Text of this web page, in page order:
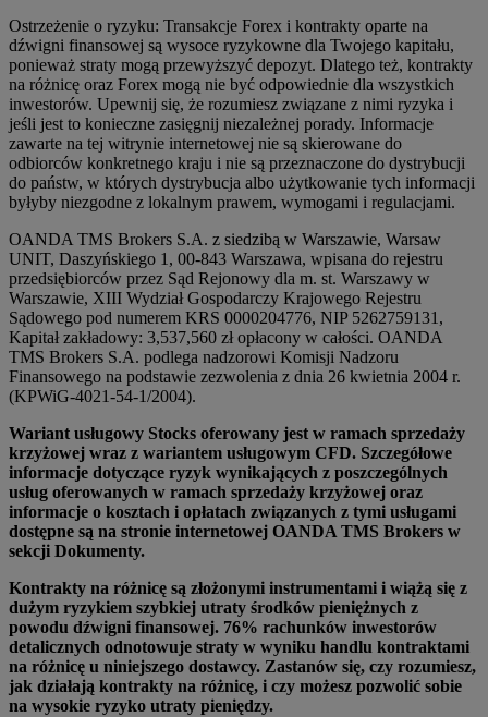
Ostrzeżenie o ryzyku: Transakcje Forex i kontrakty oparte na
dźwigni finansowej są wysoce ryzykowne dla Twojego kapitału,
ponieważ straty mogą przewyższyć depozyt. Dlatego też, kontrakty
na różnicę oraz Forex mogą nie być odpowiednie dla wszystkich
inwestorów. Upewnij się, że rozumiesz związane z nimi ryzyka i
jeśli jest to konieczne zasięgnij niezależnej porady. Informacje
zawarte na tej witrynie internetowej nie są skierowane do
odbiorców konkretnego kraju i nie są przeznaczone do dystrybucji
do państw, w których dystrybucja albo użytkowanie tych informacji
byłyby niezgodne z lokalnym prawem, wymogami i regulacjami.
OANDA TMS Brokers S.A. z siedzibą w Warszawie, Warsaw
UNIT, Daszyńskiego 1, 00-843 Warszawa, wpisana do rejestru
przedsiębiorców przez Sąd Rejonowy dla m. st. Warszawy w
Warszawie, XIII Wydział Gospodarczy Krajowego Rejestru
Sądowego pod numerem KRS 0000204776, NIP 5262759131,
Kapitał zakładowy: 3,537,560 zł opłacony w całości. OANDA
TMS Brokers S.A. podlega nadzorowi Komisji Nadzoru
Finansowego na podstawie zezwolenia z dnia 26 kwietnia 2004 r.
(KPWiG-4021-54-1/2004).
Wariant usługowy Stocks oferowany jest w ramach sprzedaży
krzyżowej wraz z wariantem usługowym CFD. Szczegółowe
informacje dotyczące ryzyk wynikających z poszczególnych
usług oferowanych w ramach sprzedaży krzyżowej oraz
informacje o kosztach i opłatach związanych z tymi usługami
dostępne są na stronie internetowej OANDA TMS Brokers w
sekcji Dokumenty.
Kontrakty na różnicę są złożonymi instrumentami i wiążą się z
dużym ryzykiem szybkiej utraty środków pieniężnych z
powodu dźwigni finansowej. 76% rachunków inwestorów
detalicznych odnotowuje straty w wyniku handlu kontraktami
na różnicę u niniejszego dostawcy. Zastanów się, czy rozumiesz,
jak działają kontrakty na różnicę, i czy możesz pozwolić sobie
na wysokie ryzyko utraty pieniędzy.